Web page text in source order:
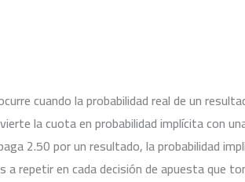
cuando la probabilidad real de un
la cuota en probabilidad implícita con
2.50 por un resultado, la probabilidad
a repetir en cada decisión de apuesta que